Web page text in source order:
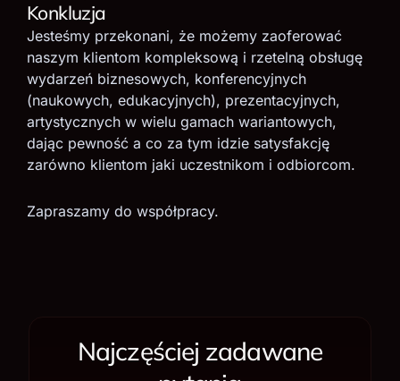
Konkluzja
Jesteśmy przekonani, że możemy zaoferować
naszym klientom kompleksową i rzetelną obsługę
wydarzeń biznesowych, konferencyjnych
(naukowych, edukacyjnych), prezentacyjnych,
artystycznych w wielu gamach wariantowych,
dając pewność a co za tym idzie satysfakcję
zarówno klientom jaki uczestnikom i odbiorcom.
Zapraszamy do współpracy.
Najczęściej zadawane